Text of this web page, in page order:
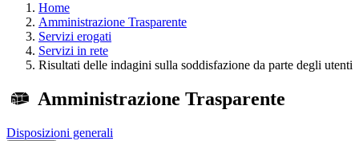
Home
Amministrazione Trasparente
Servizi erogati
Servizi in rete
Risultati delle indagini sulla soddisfazione da parte degli utenti
Amministrazione Trasparente
Disposizioni generali